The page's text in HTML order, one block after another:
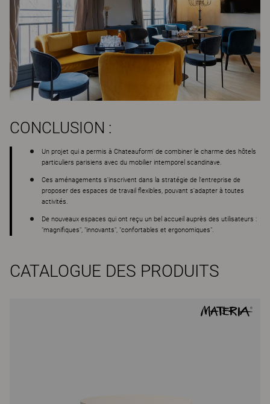
CONCLUSION :
Un projet qui a permis à Chateauform' de combiner le charme des hôtels
particuliers parisiens avec du mobilier intemporel scandinave.
Ces aménagements s'inscrivent dans la stratégie de l'entreprise de
proposer des espaces de travail flexibles, pouvant s'adapter à toutes
activités.
De nouveaux espaces qui ont reçu un bel accueil auprès des utilisateurs :
"magnifiques", "innovants", "confortables et ergonomiques".
CATALOGUE DES PRODUITS